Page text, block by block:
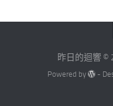
昨日的迴響 ©
Powered by -